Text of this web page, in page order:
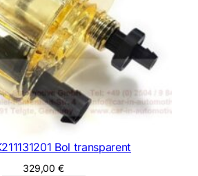
Bol transparent
329,00€